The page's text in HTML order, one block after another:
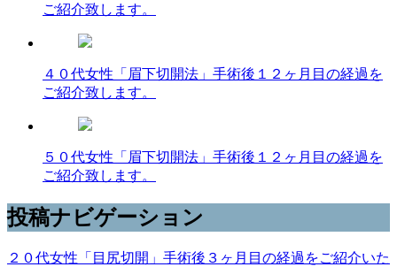
ご紹介致します。
４０代女性「眉下切開法」手術後１２ヶ月目の経過を
ご紹介致します。
５０代女性「眉下切開法」手術後１２ヶ月目の経過を
ご紹介致します。
投稿ナビゲーション
２０代女性「目尻切開」手術後３ヶ月目の経過をご紹介いた